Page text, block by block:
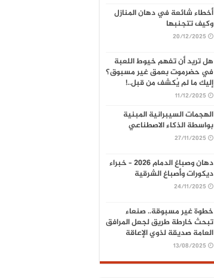
أخطاء شائعة في دهان المنازل
وكيف تتجنبها
20/12/2025
هل تريد أن تفهم خيوط اللعبة
في حضرموت بعمق غير مسبوق؟
إليك ما لم يُكشف من قبل..!
11/12/2025
الهجمات السيبرانية المبنية
بواسطة الذكاء الاصطناعي
27/11/2025
دهان وصباغ الدمام 2026 – خبراء
ديكورات وأصباغ الشرقية
24/11/2025
خطوة غير مسبوقة.. صنعاء
تبحث خارطة طريق لجعل المرافق
العامة صديقة لذوي الإعاقة
13/08/2025